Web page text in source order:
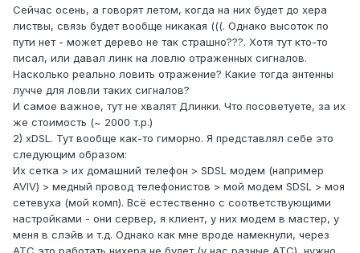
Сейчас осень, а говорят летом, когда на них будет до хера
листвы, связь будет вообще никакая (((. Однако высоток по
пути нет - может дерево не так страшно???. Хотя тут кто-то
писал, или давал линк на ловлю отраженных сигналов.
Насколько реально ловить отражение? Какие тогда антенны
лучче для ловли таких сигналов?
И самое важное, тут не хвалят Длинки. Что посоветуете, за их
же стоимость (~ 2000 т.р.)
2) хDSL. Тут вообще как-то гиморно. Я представлял себе это
следующим образом:
Их сетка > их домашний телефон > SDSL модем (например
AVIV) > медный провод телефонистов > мой модем SDSL > моя
сетевуха (мой комп). Всё естественно с соответствующими
настройками - они сервер, я клиент, у них модем в мастер, у
меня в слэйв и т.д. Однако как мне вроде намекнули, через